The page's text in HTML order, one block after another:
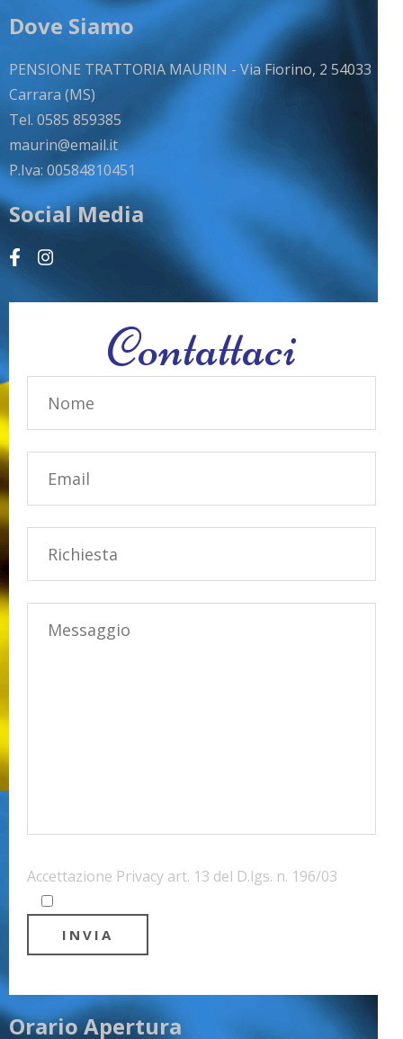
Dove Siamo
PENSIONE TRATTORIA MAURIN - Via Fiorino, 2 54033
Carrara (MS)
Tel. 0585 859385
maurin@email.it
P.Iva: 00584810451
Social Media
Contattaci
Accettazione Privacy art. 13 del D.lgs. n. 196/03
Orario Apertura